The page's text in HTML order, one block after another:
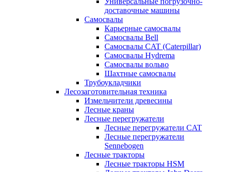
доставочные машины
Самосвалы
Карьерные самосвалы
Самосвалы Bell
Самосвалы CAT (Caterpillar)
Самосвалы Hydrema
Самосвалы вольво
Шахтные самосвалы
Трубоукладчики
Лесозаготовительная техника
Измельчители древесины
Лесные краны
Лесные перегружатели
Лесные перегружатели CAT
Лесные перегружатели
Sennebogen
Лесные тракторы
Лесные тракторы HSM